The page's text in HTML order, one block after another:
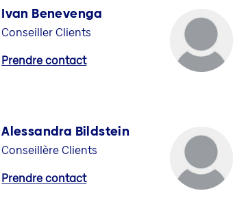
Ivan Benevenga
Conseiller Clients
Prendre contact
Alessandra Bildstein
Conseillère Clients
Prendre contact